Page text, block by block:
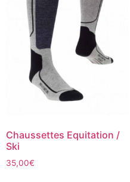
Chaussettes Equitation /
Ski
35,00€